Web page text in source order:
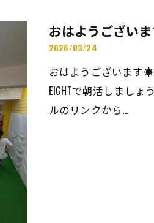
おはようござい
2026/03/24
おはようございます
EIGHTで朝活しまし
ルのリンクから…